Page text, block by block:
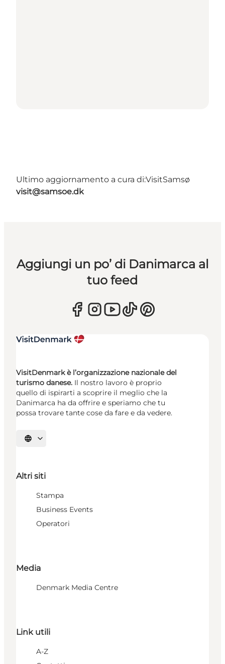
Ultimo aggiornamento a cura di:VisitSamsø
visit@samsoe.dk
Aggiungi un po’ di Danimarca al
tuo feed
VisitDenmark è l’organizzazione nazionale del
turismo danese. Il nostro lavoro è proprio
quello di ispirarti a scoprire il meglio che la
Danimarca ha da offrire e speriamo che tu
possa trovare tante cose da fare e da vedere.
Seleziona la lingua
Altri siti
Stampa
Business Events
Operatori
Media
Denmark Media Centre
Link utili
A-Z